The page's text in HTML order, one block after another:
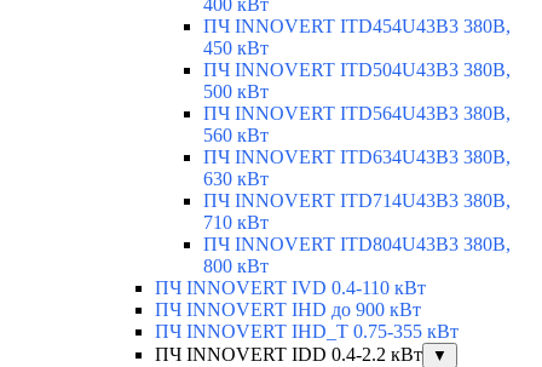
400 кВт
ПЧ INNOVERT ITD454U43B3 380В,
450 кВт
ПЧ INNOVERT ITD504U43B3 380В,
500 кВт
ПЧ INNOVERT ITD564U43B3 380В,
560 кВт
ПЧ INNOVERT ITD634U43B3 380В,
630 кВт
ПЧ INNOVERT ITD714U43B3 380В,
710 кВт
ПЧ INNOVERT ITD804U43B3 380В,
800 кВт
ПЧ INNOVERT IVD 0.4-110 кВт
ПЧ INNOVERT IHD до 900 кВт
ПЧ INNOVERT IHD_T 0.75-355 кВт
ПЧ INNOVERT IDD 0.4-2.2 кВт
▼